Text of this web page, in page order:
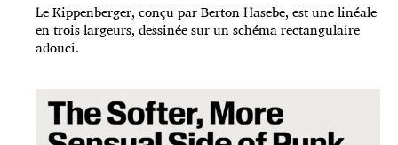
Le Kippenberger, conçu par Berton Hasebe, est une linéale
en trois largeurs, dessinée sur un schéma rectangulaire
adouci.